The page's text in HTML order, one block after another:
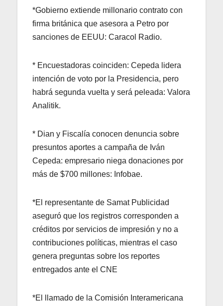
*Gobierno extiende millonario contrato con
firma británica que asesora a Petro por
sanciones de EEUU: Caracol Radio.
* Encuestadoras coinciden: Cepeda lidera
intención de voto por la Presidencia, pero
habrá segunda vuelta y será peleada: Valora
Analitik.
* Dian y Fiscalía conocen denuncia sobre
presuntos aportes a campaña de Iván
Cepeda: empresario niega donaciones por
más de $700 millones: Infobae.
*El representante de Samat Publicidad
aseguró que los registros corresponden a
créditos por servicios de impresión y no a
contribuciones políticas, mientras el caso
genera preguntas sobre los reportes
entregados ante el CNE
*El llamado de la Comisión Interamericana